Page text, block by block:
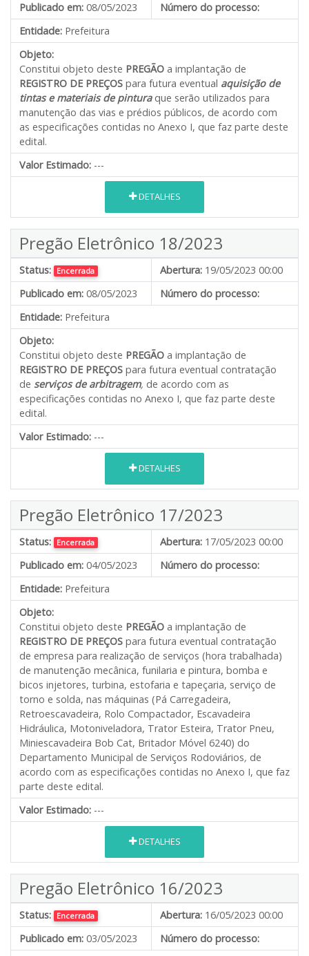
Publicado em: 08/05/2023
Número do processo:
Entidade: Prefeitura
Objeto:
Constitui objeto deste PREGÃO a implantação de
REGISTRO DE PREÇOS para futura eventual aquisição de
tintas e materiais de pintura que serão utilizados para
manutenção das vias e prédios públicos, de acordo com
as especificações contidas no Anexo I, que faz parte deste
edital.
Valor Estimado: ---
DETALHES
Pregão Eletrônico 18/2023
Status: Encerrada Abertura: 19/05/2023 00:00
Publicado em: 08/05/2023
Número do processo:
Entidade: Prefeitura
Objeto:
Constitui objeto deste PREGÃO a implantação de
REGISTRO DE PREÇOS para futura eventual contratação
de serviços de arbitragem, de acordo com as
especificações contidas no Anexo I, que faz parte deste
edital.
Valor Estimado: ---
DETALHES
Pregão Eletrônico 17/2023
Status: Encerrada Abertura: 17/05/2023 00:00
Publicado em: 04/05/2023
Número do processo:
Entidade: Prefeitura
Objeto:
Constitui objeto deste PREGÃO a implantação de
REGISTRO DE PREÇOS para futura eventual contratação
de empresa para realização de serviços (hora trabalhada)
de manutenção mecânica, funilaria e pintura, bomba e
bicos injetores, turbina, estofaria e tapeçaria, serviço de
torno e solda, nas máquinas (Pá Carregadeira,
Retroescavadeira, Rolo Compactador, Escavadeira
Hidráulica, Motoniveladora, Trator Esteira, Trator Pneu,
Miniescavadeira Bob Cat, Britador Móvel 6240) do
Departamento Municipal de Serviços Rodoviários, de
acordo com as especificações contidas no Anexo I, que faz
parte deste edital.
Valor Estimado: ---
DETALHES
Pregão Eletrônico 16/2023
Status: Encerrada Abertura: 16/05/2023 00:00
Publicado em: 03/05/2023
Número do processo: